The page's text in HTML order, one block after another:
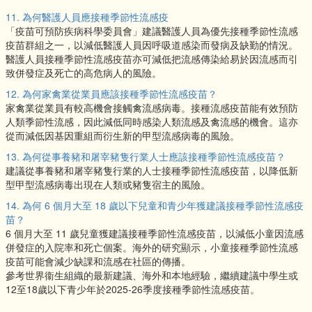
11. 為何醫護人員應接種季節性流感疫
「疫苗可預防疾病科學委員會」建議醫護人員為優先接種季節性流感
疫苗群組之一，以減低醫護人員因呼吸道感染而發病及缺勤的情況。
醫護人員接種季節性流感疫苗亦可減低把流感傳染給易於因流感而引
致併發症及死亡的高危病人的風險。
12. 為何家禽業從業員應該接種季節性流感疫苗？
家禽業從業員有較高機會接觸禽流感病毒。接種流感疫苗能有效預防
人類季節性流感，因此減低同時感染人類流感及禽流感的機會。這亦
從而減低因基因重組而衍生新的甲型流感病毒的風險。
13. 為何從事養豬和屠宰豬隻行業人士應該接種季節性流感疫苗？
建議從事養豬和屠宰豬隻行業的人士接種季節性流感疫苗，以降低新
型甲型流感病毒出現在人類或豬隻宿主的風險。
14. 為何 6 個月大至 18 歲以下兒童和青少年獲建議接種季節性流感疫
苗？
6 個月大至 11 歲兒童獲建議接種季節性流感疫苗，以減低小童因流感
併發症的入院率和死亡個案。海外的研究顯示，小童接種季節性流感
疫苗可能會減少缺課和流感在社區的傳播。
參考世界衞生組織的最新建議、海外和本地經驗，繼續建議中學生或
12至18歲以下青少年於2025-26季度接種季節性流感疫苗。